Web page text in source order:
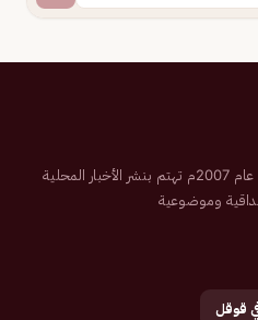
صحيفة إلكترونية سعودية تم تأسيسها عام 2007م تهتم بنشر الأخبار المحلية
وموضوعية
قوقل